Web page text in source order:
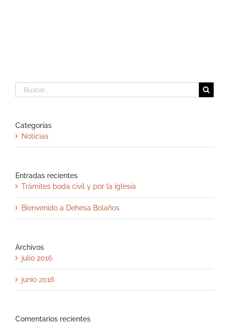
Buscar:
Categorías
Noticias
Entradas recientes
Trámites boda civil y por la Iglesia
Bienvenido a Dehesa Bolaños
Archivos
julio 2016
junio 2016
Comentarios recientes